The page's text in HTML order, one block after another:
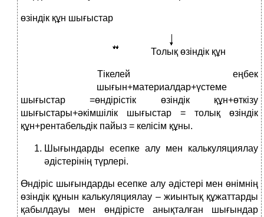
өзіндік құн шығыстар
Толық өзіндік құн
Тікелей еңбек
шығын+материалдар+үстеме
шығыстар =өндірістік өзіндік құн+өткізу
шығыстары+әкімшілік шығыстар = толық өзіндік
құн+рентабельдік пайыз = келісім құны.
Шығындарды есепке алу мен калькуляциялау
әдістерінің түрлері.
Өндіріс шығындарды есепке алу әдістері мен өнімнің
өзіндік құнын калькуляциялау – жиынтық құжаттарды
қабылдауы мен өндірісте анықталған шығындар